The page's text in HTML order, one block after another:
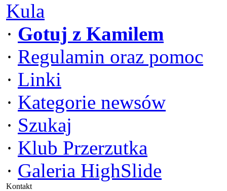
Kula
· Gotuj z Kamilem
· Regulamin oraz pomoc
· Linki
· Kategorie newsów
· Szukaj
· Klub Przerzutka
· Galeria HighSlide
Kontakt